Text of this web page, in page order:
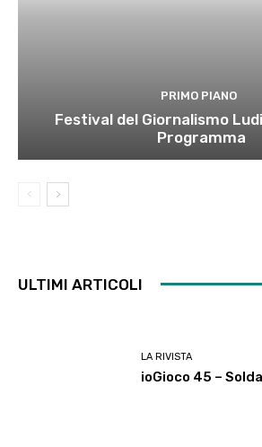
PRIMO PIANO
Festival del Giornalismo
Programma
ULTIMI ARTICOLI
LA RIVISTA
ioGioco 45 –